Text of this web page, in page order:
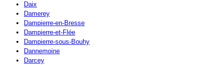
Daix
Damerey
Dampierre-en-Bresse
Dampierre-et-Flée
Dampierre-sous-Bouhy
Dannemoine
Darcey